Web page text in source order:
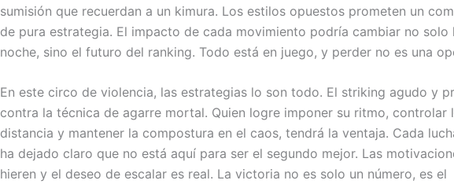
sumisión que recuerdan a un kimura. Los estilos opuestos prometen un
de pura estrategia. El impacto de cada movimiento podría cambiar no solo
noche, sino el futuro del ranking. Todo está en juego, y perder no es una
En este circo de violencia, las estrategias lo son todo. El striking agudo y
contra la técnica de agarre mortal. Quien logre imponer su ritmo, controlar
distancia y mantener la compostura en el caos, tendrá la ventaja. Cada
ha dejado claro que no está aquí para ser el segundo mejor. Las
hieren y el deseo de escalar es real. La victoria no es solo un número, es el